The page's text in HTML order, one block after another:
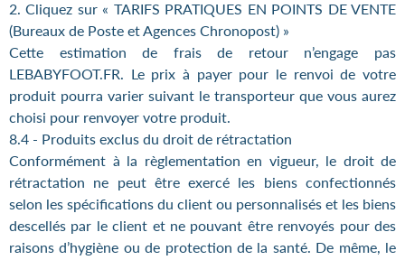
2. Cliquez sur « TARIFS PRATIQUES EN POINTS DE VENTE
(Bureaux de Poste et Agences Chronopost) »
Cette estimation de frais de retour n’engage pas
LEBABYFOOT.FR. Le prix à payer pour le renvoi de votre
produit pourra varier suivant le transporteur que vous aurez
choisi pour renvoyer votre produit.
8.4 - Produits exclus du droit de rétractation
Conformément à la règlementation en vigueur, le droit de
rétractation ne peut être exercé les biens confectionnés
selon les spécifications du client ou personnalisés et les biens
descellés par le client et ne pouvant être renvoyés pour des
raisons d’hygiène ou de protection de la santé. De même, le